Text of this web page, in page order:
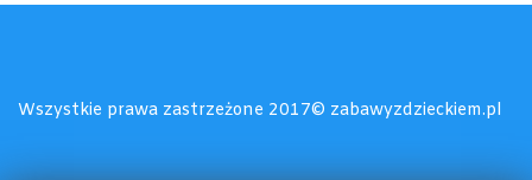
Wszystkie prawa zastrzeżone 2017© zabawyzdzieckiem.pl